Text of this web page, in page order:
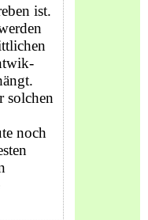
ist.
solchen
noch